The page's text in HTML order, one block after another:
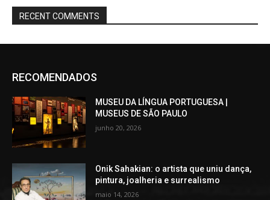
RECENT COMMENTS
RECOMENDADOS
MUSEU DA LÍNGUA PORTUGUESA |
MUSEUS DE SÃO PAULO
junho 20, 2026
Onik Sahakian: o artista que uniu dança,
pintura, joalheria e surrealismo
maio 14, 2026